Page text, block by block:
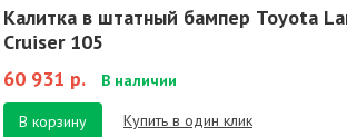
Калитка в штатный бампер Toyota
Cruiser 105
60 931 р.
В наличии
В корзину Купить в один клик